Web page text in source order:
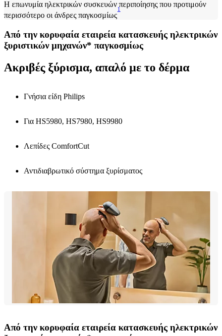
Η επωνυμία ηλεκτρικών συσκευών περιποίησης που προτιμούν
περισσότερο οι άνδρες παγκοσμίως
1
Από την κορυφαία εταιρεία κατασκευής ηλεκτρικών
ξυριστικών μηχανών* παγκοσμίως
Ακριβές ξύρισμα, απαλό με το δέρμα
Γνήσια είδη Philips
Για HS5980, HS7980, HS9980
Λεπίδες ComfortCut
Αντιδιαβρωτικό σύστημα ξυρίσματος
Από την κορυφαία εταιρεία κατασκευής ηλεκτρικών